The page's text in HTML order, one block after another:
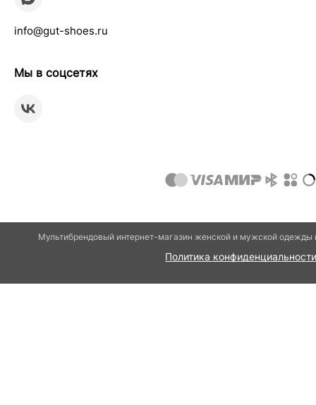
info@gut-shoes.ru
Мы в соцсетях
Мультибрендовый интернет-магазин женской и мужской
Политика